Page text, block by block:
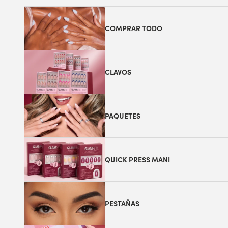
COMPRAR TODO
CLAVOS
PAQUETES
QUICK PRESS MANI
PESTAÑAS